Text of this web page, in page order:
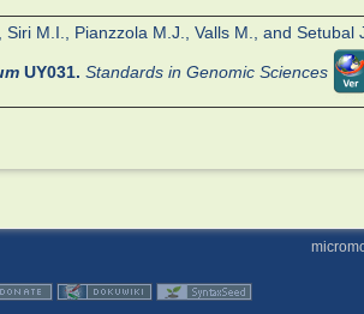
M.I., Pianzzola M.J., Valls M., and
UY031. Standards in Genomic Sciences